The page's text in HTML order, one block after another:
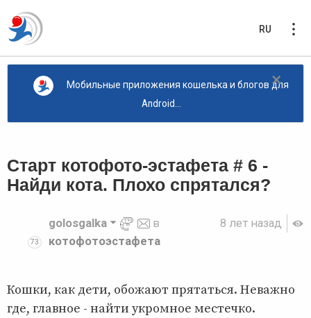
RU
×
Мобильные приложения кошелька и блогов для
Android...
Старт котофото-эстафета # 6 -
Найди кота. Плохо спрятался?
8 лет назад
73
golosgalka
в
котофотоэстафета
Кошки, как дети, обожают прятаться. Неважно
где, главное - найти укромное местечко.